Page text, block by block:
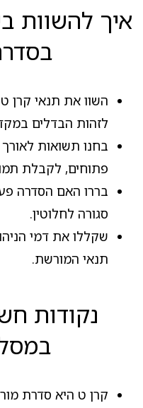
איך להשוות
השוו את תנאי קרן
לזהות הבדלים
בחנו תשואות
פתוחים, לקבלת
בררו האם הסדרה
סגורה לחלוטין.
שקללו את דמי
תנאי המורשת.
נקודות
קרן ט היא סדרת